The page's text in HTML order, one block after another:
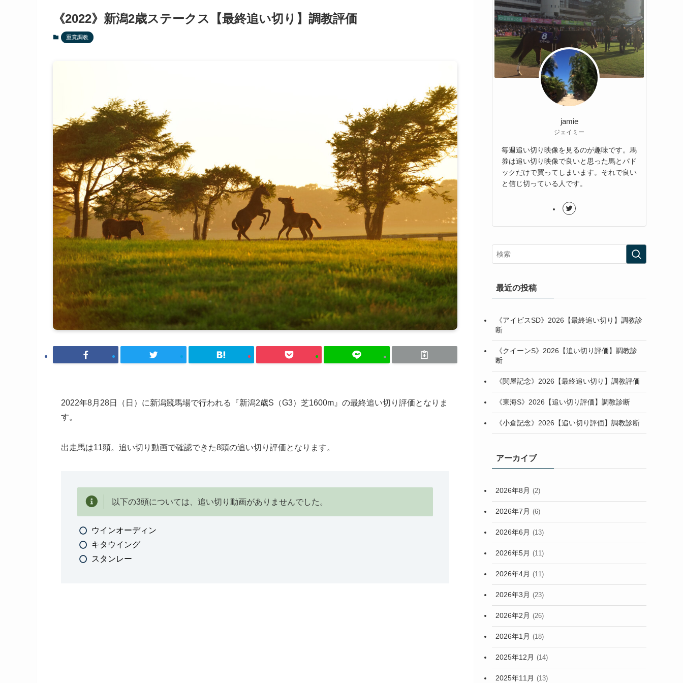
《2022》新潟2歳ステークス【最終追い切り】調教評価
重賞調教
2022年8月28日（日）に新潟競馬場で行われる『新潟2歳S（G3）芝1600m』の最終追い切り評価となりま
す。
出走馬は11頭。追い切り動画で確認できた8頭の追い切り評価となります。
以下の3頭については、追い切り動画がありませんでした。
ウインオーディン
キタウイング
スタンレー
jamie
ジェイミー
毎週追い切り映像を見るのが趣味です。馬
券は追い切り映像で良いと思った馬とパド
ックだけで買ってしまいます。それで良い
と信じ切っている人です。
最近の投稿
《アイビスSD》2026【最終追い切り】調教診
断
《クイーンS》2026【追い切り評価】調教診
断
《関屋記念》2026【最終追い切り】調教評価
《東海S》2026【追い切り評価】調教診断
《小倉記念》2026【追い切り評価】調教診断
アーカイブ
2026年8月 (2)
2026年7月 (6)
2026年6月 (13)
2026年5月 (11)
2026年4月 (11)
2026年3月 (23)
2026年2月 (26)
2026年1月 (18)
2025年12月 (14)
2025年11月 (13)